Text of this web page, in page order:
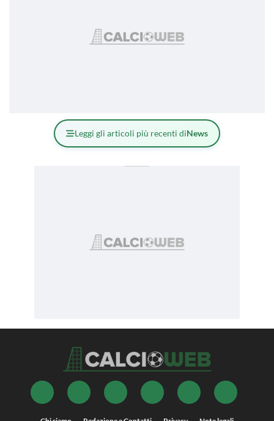
Leggi gli articoli più recenti diNews